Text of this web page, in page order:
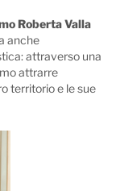
Roberta Valla
anche
attraverso una
attrarre
territorio e le sue